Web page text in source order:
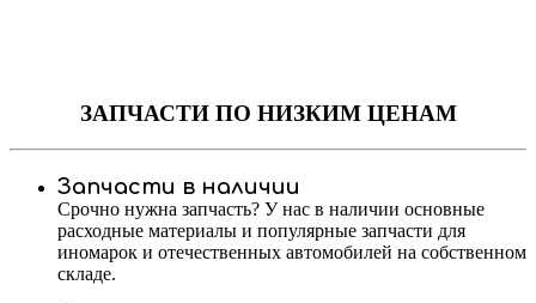
ЗАПЧАСТИПО НИЗКИМ ЦЕНАМ
Запчасти в наличии
Срочно нужна запчасть? У нас в наличии основные
расходные материалы и популярные запчасти для
иномарок и отечественных автомобилей на собственном
складе.